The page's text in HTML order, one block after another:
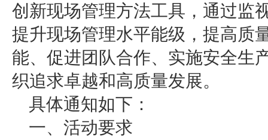
创新现场管理方法工具，通过监
提升现场管理水平能级，提高质
能、促进团队合作、实施安全生
织追求卓越和高质量发展。
具体通知如下：
一、活动要求